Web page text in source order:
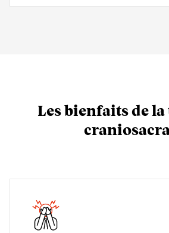
stressantes.Une
peut survenir, signe
d’autorégulation, prenez
Les bienfaits de